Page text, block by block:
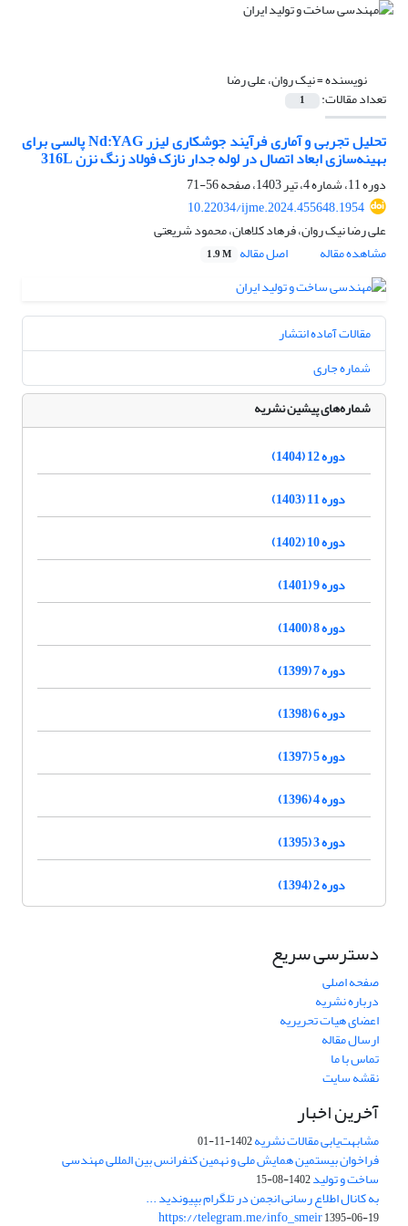
نویسنده =نیک روان، علی رضا
تعداد مقالات: 1
تحلیل تجربی و آماری فرآیند جوشکاری لیزر Nd:YAG پالسی برای
بهینه‌سازی ابعاد اتصال در لوله جدار نازک فولاد زنگ نزن 316L
دوره 11، شماره 4، تیر 1403، صفحه
56-71
10.22034/ijme.2024.455648.1954
علی رضا نیک روان، فرهاد کلاهان، محمود شریعتی
مشاهده مقاله
اصل مقاله 1.9 M
مقالات آماده انتشار
شماره جاری
شماره‌های پیشین نشریه
دوره 12 (1404)
دوره 11 (1403)
دوره 10 (1402)
دوره 9 (1401)
دوره 8 (1400)
دوره 7 (1399)
دوره 6 (1398)
دوره 5 (1397)
دوره 4 (1396)
دوره 3 (1395)
دوره 2 (1394)
دسترسی سریع
صفحه اصلی
درباره نشریه
اعضای هیات تحریریه
ارسال مقاله
تماس با ما
نقشه سایت
آخرین اخبار
مشابهت‌یابی مقالات نشریه1402-11-01
فراخوان بیستمین همایش ملی و نهمین کنفرانس بین المللی مهندسی
ساخت و تولید1402-08-15
به کانال اطلاع رسانی انجمن در تلگرام بپیوندید ...
https://telegram.me/info_smeir1395-06-19